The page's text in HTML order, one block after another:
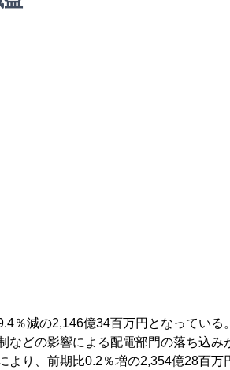
％減の2,146億34百万円となっている。
どの影響による配電部門の落ち込み
り、前期比0.2％増の2,354億28百万